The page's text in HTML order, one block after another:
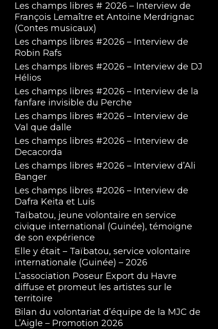
Les champs libres # 2026 – Interview de
François Lemaître et Antoine Merdrignac
(Contes musicaux)
Les champs libres #2026 – Interview de
Robin Rafs
Les champs libres #2026 – Interview de DJ
Hélios
Les champs libres #2026 – Interview de la
fanfare invisible du Perche
Les champs libres #2026 – Interview de
Val que dalle
Les champs libres #2026 – Interview de
Decacorda
Les champs libres #2026 – Interview d’Ali
Banger
Les champs libres #2026 – Interview de
Dafra Keita et Luis
Taïbatou, jeune volontaire en service
civique international (Guinée), témoigne
de son expérience
Elle y était – Taïbatou, service volontaire
internationale (Guinée) – 2026
L’association Poseur Export du Havre
diffuse et promeut les artistes sur le
territoire
Bilan du volontariat d’équipe de la MJC de
L’Aigle – Promotion 2026